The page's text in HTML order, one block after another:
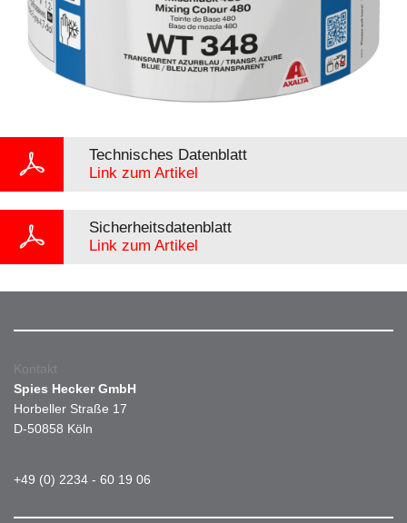
Technisches Datenblatt
Link zum Artikel
Sicherheitsdatenblatt
Link zum Artikel
Kontakt
Spies Hecker GmbH
Horbeller Straße 17
D-50858 Köln
+49 (0) 2234 - 60 19 06